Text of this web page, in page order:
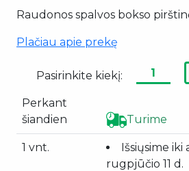
Raudonos spalvos bokso
Plačiau apie prekę
Pasirinkite kiekį:
Perkant
šiandien
Turime
1 vnt.
Išsiųsime iki
rugpjūčio 11 d.